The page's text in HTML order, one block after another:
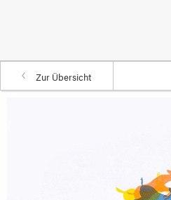
Zur Übersicht